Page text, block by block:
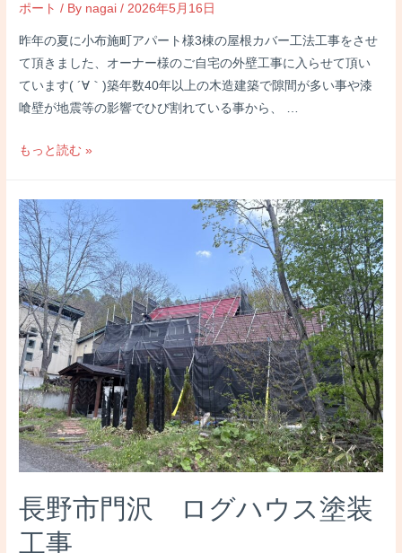
ポート / By nagai /2026年5月16日
昨年の夏に小布施町アパート様3棟の屋根カバー工法工事をさせ
て頂きました、オーナー様のご自宅の外壁工事に入らせて頂い
ています( ´∀｀)築年数40年以上の木造建築で隙間が多い事や漆
喰壁が地震等の影響でひび割れている事から、 …
小
町
M
様
邸
外
壁
サ
イ
デ
ィ
ン
グ
り
工
もっと読む »
長野市門沢 ログハウス塗装
工事